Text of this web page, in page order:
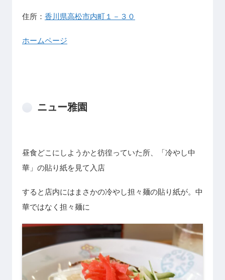
住所： 香川県高松市内町１－３０
ホームページ
ニュー雅園
昼食どこにしようかと彷徨っていた所、「冷やし中
華」の貼り紙を見て入店
すると店内にはまさかの冷やし担々麺の貼り紙が。中
華ではなく担々麺に